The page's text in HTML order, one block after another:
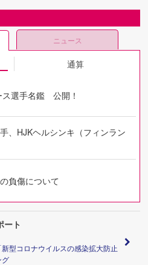
ニュース
通算
ス選手名鑑 公開！
、HJKヘルシンキ（フィンラン
負傷について
ート
型コロナウイルスの感染拡大防止
グ